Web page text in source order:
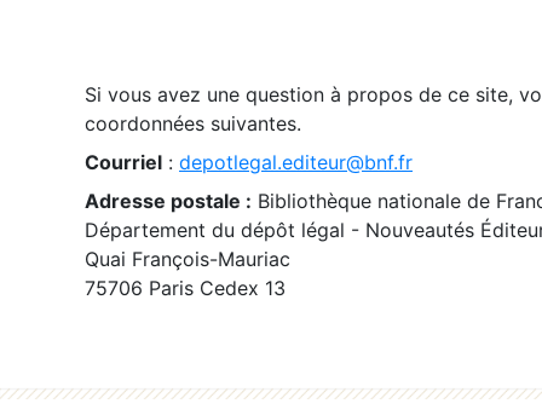
Si vous avez une question à propos de ce site,
coordonnées suivantes.
Courriel : depotlegal.editeur@bnf.fr
Adresse postale : Bibliothèque nationale de
Département du dépôt légal - Nouveautés
Quai François-Mauriac
75706 Paris Cedex 13